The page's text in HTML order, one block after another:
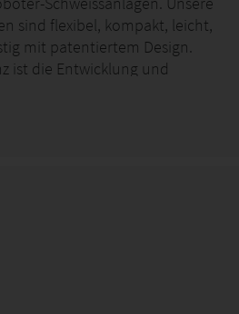
sind flexibel, kompakt, leicht,
mit patentiertem Design.
ist die Entwicklung und
und Koaxial-
Wir
Fricker ist Technischer
die innovativen Lösungen mit